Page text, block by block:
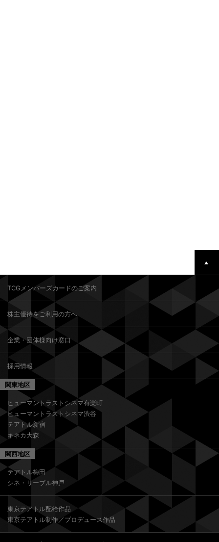
TCGメンバーズカードのご案内
株主優待をご利用の方へ
企業・団体様向け窓口
採用情報
関東地区
ヒューマントラストシネマ有楽町
ヒューマントラストシネマ渋谷
テアトル新宿
キネカ大森
関西地区
テアトル梅田
シネ・リーブル神戸
東京テアトル配給作品
東京テアトル制作／プロデュース作品